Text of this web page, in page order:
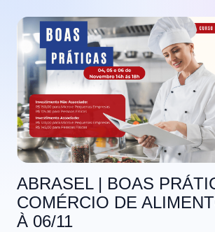
ABRASEL | BOAS
COMÉRCIO DE
À 06/11